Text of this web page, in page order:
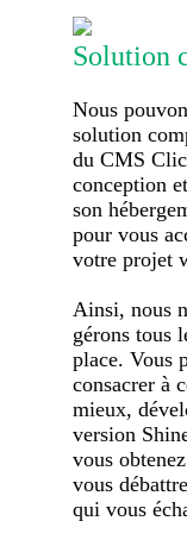
Solution
Nous
solution
du CMS
conception
son
pour vous
votre projet
Ainsi, nous
gérons tous
place. Vous
consacrer à
mieux,
version
vous
vous
qui vous